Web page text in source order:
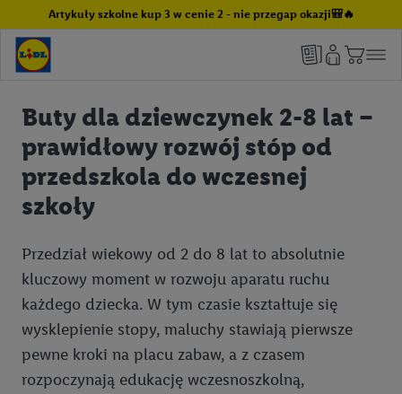
Artykuły szkolne kup 3 w cenie 2 - nie przegap okazji🎒🔥
Buty dla dziewczynek 2-8 lat –
prawidłowy rozwój stóp od
przedszkola do wczesnej
szkoły
Przedział wiekowy od 2 do 8 lat to absolutnie
kluczowy moment w rozwoju aparatu ruchu
każdego dziecka. W tym czasie kształtuje się
wysklepienie stopy, maluchy stawiają pierwsze
pewne kroki na placu zabaw, a z czasem
rozpoczynają edukację wczesnoszkolną,